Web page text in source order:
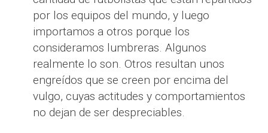
por los equipos del mundo, y luego
importamos a otros porque los
consideramos lumbreras. Algunos
realmente lo son. Otros resultan unos
engreídos que se creen por encima del
vulgo, cuyas actitudes y comportamientos
no dejan de ser despreciables.